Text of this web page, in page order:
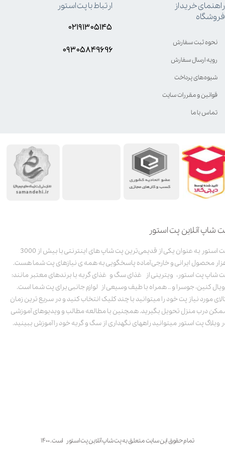
شاپ آنلاین پت استور
پت استور به عنوان یکی از قدیمی‌ترین پت شاپ های اینترنتی با بیش از 3000
محصول ایرانی و خارجی آماده پاسخگویی به همه ی نیازهای پت شما هست.
شاپ پت استور، ویترینی از غذای سگ و غذای گربه با برندهای معتبر مانند:
کنین، جوسرا و .. همراه با طیف وسیعی از لوازم جانبی برای پت شما است.
مورد نیاز پت خود را میتوانید با چند کلیک انتخاب کنید و در سریع ترین زمان
درب منزل تحویل بگیرید. همچنین با مطالعه مطالب و ویدیوهای آموزشی
وبلاگ پت استور میتوانید راههای نگهداری از سگ و گربه خود را آموزش ببینید.
تمام حقوق این سایت متعلق به پت شاپ آنلاین پت استور است. ۱۴۰۰
راهنمای خرید از
فروشگاه
نحوه ثبت سفارش
رویه ارسال سفارش
شیوه‌های پرداخت
قوانین و مقررات سایت
تماس با ما
ارتباط با پت استور
۰۲۱۹۱۳۰۵۱۴۵
۰۹۳۰۵8۴9696